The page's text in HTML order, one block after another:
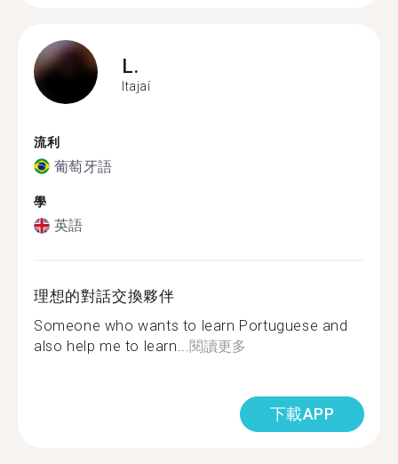
L.
Itajaí
流利
葡萄牙語
學
英語
理想的對話交換夥伴
Someone who wants to learn Portuguese and
also help me to learn...閱讀更多
下載APP